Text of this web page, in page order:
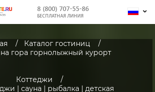
8 (800) 707-55-86
БЕСПЛАТНАЯ ЛИНИЯ
Каталог гостиниц
гора горнолыжный курорт
Коттеджи
| cауна | рыбалка | детская